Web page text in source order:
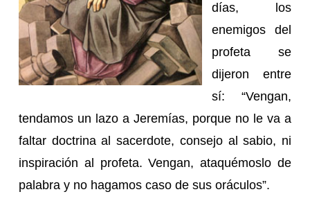
días, los
enemigos del
profeta se
dijeron entre
sí: “Vengan,
tendamos un lazo a Jeremías, porque no le va a
faltar doctrina al sacerdote, consejo al sabio, ni
inspiración al profeta. Vengan, ataquémoslo de
palabra y no hagamos caso de sus oráculos”.